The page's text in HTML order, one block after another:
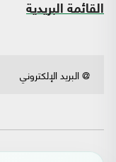
القائمة البريدية